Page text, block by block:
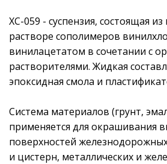
ХС-059 - суспензия, состоящая
растворе сополимеров
винилацетатом в сочетании с
растворителями. Жидкая
эпоксидная смола и
Система материалов (грунт,
применяется для окрашивания
поверхностей
и цистерн, металлических и